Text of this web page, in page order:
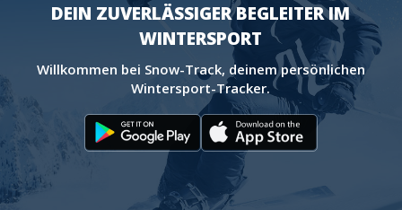
g
n
DEIN ZUVERLÄSSIGER BEGLEITERIM
WINTERSPORT
Willkommen bei Snow-Track, deinem persönlichen
Wintersport-Tracker.